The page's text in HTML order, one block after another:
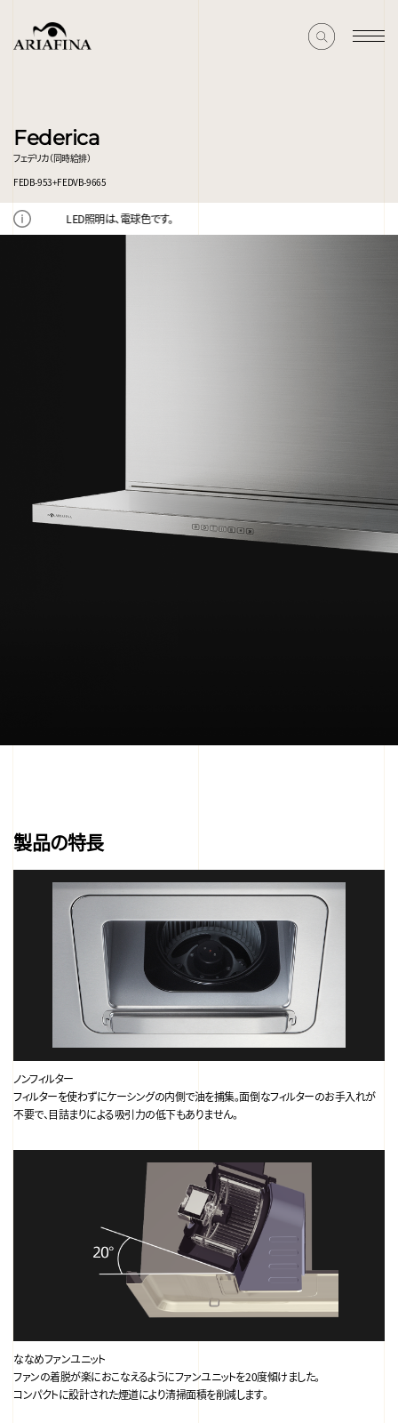
Federica
フェデリカ（同時給排）
FEDB-953+FEDVB-9665
LED照明は、電球色です。
製品の特長
ノンフィルター
フィルターを使わずにケーシングの内側で油を捕集。面倒なフィルターのお手入れが
不要で、目詰まりによる吸引力の低下もありません。
ななめファンユニット
ファンの着脱が楽におこなえるようにファンユニットを20度傾けました。
コンパクトに設計された煙道により清掃面積を削減します。